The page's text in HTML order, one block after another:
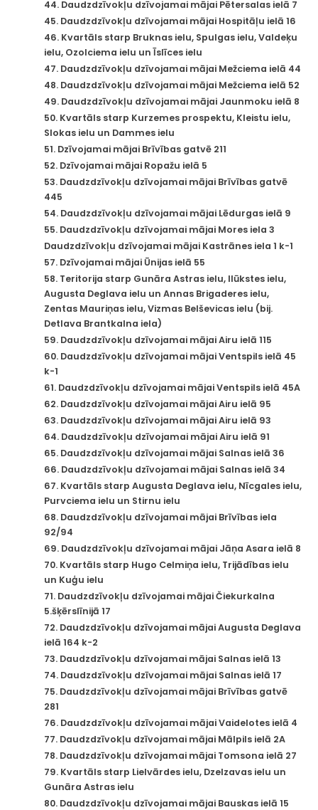
44. Daudzdzīvokļu dzīvojamai mājai Pētersalas ielā 7
45. Daudzdzīvokļu dzīvojamai mājai Hospitāļu ielā 16
46. Kvartāls starp Bruknas ielu, Spulgas ielu, Valdeķu
ielu, Ozolciema ielu un Īslīces ielu
47. Daudzdzīvokļu dzīvojamai mājai Mežciema ielā 44
48. Daudzdzīvokļu dzīvojamai mājai Mežciema ielā 52
49. Daudzdzīvokļu dzīvojamai mājai Jaunmoku ielā 8
50. Kvartāls starp Kurzemes prospektu, Kleistu ielu,
Slokas ielu un Dammes ielu
51. Dzīvojamai mājai Brīvības gatvē 211
52. Dzīvojamai mājai Ropažu ielā 5
53. Daudzdzīvokļu dzīvojamai mājai Brīvības gatvē
445
54. Daudzdzīvokļu dzīvojamai mājai Lēdurgas ielā 9
55. Daudzdzīvokļu dzīvojamai mājai Mores iela 3
Daudzdzīvokļu dzīvojamai mājai Kastrānes iela 1 k-1
57. Dzīvojamai mājai Ūnijas ielā 55
58. Teritorija starp Gunāra Astras ielu, Ilūkstes ielu,
Augusta Deglava ielu un Annas Brigaderes ielu,
Zentas Mauriņas ielu, Vizmas Belševicas ielu (bij.
Detlava Brantkalna iela)
59. Daudzdzīvokļu dzīvojamai mājai Airu ielā 115
60. Daudzdzīvokļu dzīvojamai mājai Ventspils ielā 45
k-1
61. Daudzdzīvokļu dzīvojamai mājai Ventspils ielā 45A
62. Daudzdzīvokļu dzīvojamai mājai Airu ielā 95
63. Daudzdzīvokļu dzīvojamai mājai Airu ielā 93
64. Daudzdzīvokļu dzīvojamai mājai Airu ielā 91
65. Daudzdzīvokļu dzīvojamai mājai Salnas ielā 36
66. Daudzdzīvokļu dzīvojamai mājai Salnas ielā 34
67. Kvartāls starp Augusta Deglava ielu, Nīcgales ielu,
Purvciema ielu un Stirnu ielu
68. Daudzdzīvokļu dzīvojamai mājai Brīvības iela
92/94
69. Daudzdzīvokļu dzīvojamai mājai Jāņa Asara ielā 8
70. Kvartāls starp Hugo Celmiņa ielu, Trijādības ielu
un Kuģu ielu
71. Daudzdzīvokļu dzīvojamai mājai Čiekurkalna
5.šķērslīnijā 17
72. Daudzdzīvokļu dzīvojamai mājai Augusta Deglava
ielā 164 k-2
73. Daudzdzīvokļu dzīvojamai mājai Salnas ielā 13
74. Daudzdzīvokļu dzīvojamai mājai Salnas ielā 17
75. Daudzdzīvokļu dzīvojamai mājai Brīvības gatvē
281
76. Daudzdzīvokļu dzīvojamai mājai Vaidelotes ielā 4
77. Daudzdzīvokļu dzīvojamai mājai Mālpils ielā 2A
78. Daudzdzīvokļu dzīvojamai mājai Tomsona ielā 27
79. Kvartāls starp Lielvārdes ielu, Dzelzavas ielu un
Gunāra Astras ielu
80. Daudzdzīvokļu dzīvojamai mājai Bauskas ielā 15